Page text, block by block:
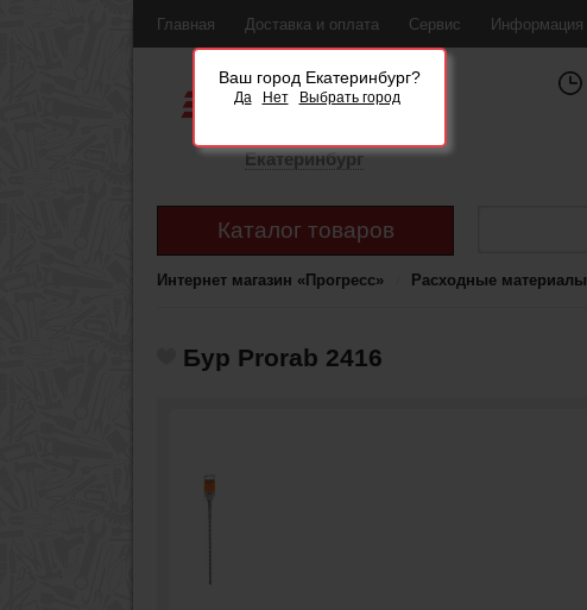
Главная Доставка и оплата Сервис Информация
Ваш город Екатеринбург?
Да Нет Выбрать город
Екатеринбург
Каталог товаров
Интернет магазин «Прогресс» Расходные материалы
Бур Prorab 2416